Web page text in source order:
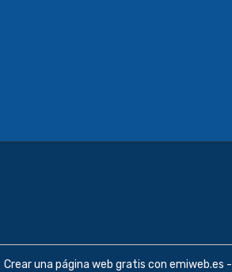
Crear una página web gratis con emiweb.es -